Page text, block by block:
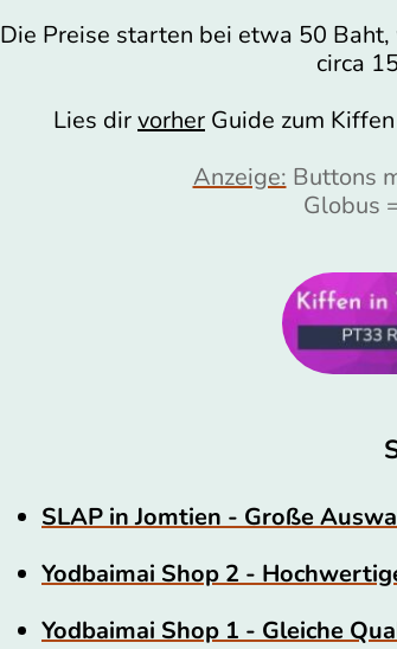
Die Preise starten bei etwa 50
circa
Lies dirvorher Guide zum
Anzeige: Buttons
Globus
SLAP in Jomtien - Große
Yodbaimai Shop 2 -
Yodbaimai Shop 1 - Gleiche